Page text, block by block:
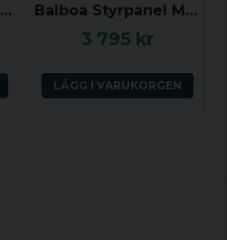
Balboa Styrpanel ML551 - Light, Mode, Jets 1, Jets 2, Blower, Warm, Cool - 53502 Balboa Styrpanel ML551 - Light, Mode, Jets 1, Jets 2, Blower, Warm, Cool - 55304
3 795 kr
LÄGG I VARUKORGEN